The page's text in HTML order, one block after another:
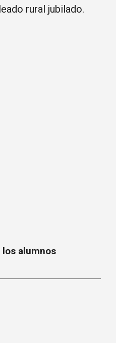
rural jubilado.
los alumnos